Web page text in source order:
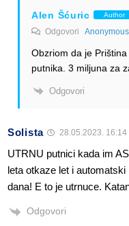
Alen Šćuric Author
Odgovori Anonymous
Obzriom da je
putnika. 3 miljuna za
Odgovori
Solista 28.05.2023. 16:14
UTRNU putnici kada im
leta otkaze let i
dana! E to je utrnuce.
Odgovori